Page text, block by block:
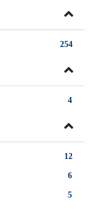
254
4
12
6
5